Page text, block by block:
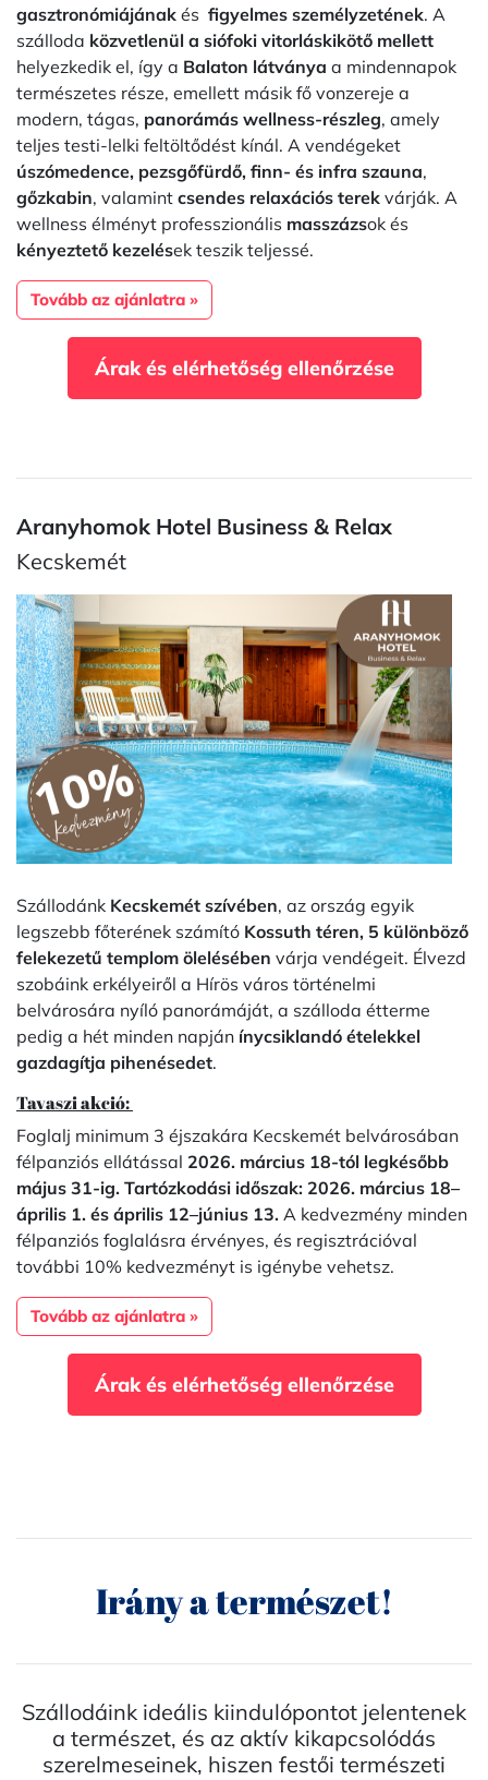
gasztronómiájának és figyelmes személyzetének. A
szálloda közvetlenül a siófoki vitorláskikötő mellett
helyezkedik el, így a Balaton látványa a mindennapok
természetes része, emellett másik fő vonzereje a
modern, tágas, panorámás wellness-részleg, amely
teljes testi-lelki feltöltődést kínál. A vendégeket
úszómedence, pezsgőfürdő, finn- és infra szauna,
gőzkabin, valamint csendes relaxációs terek várják. A
wellness élményt professzionális masszázsok és
kényeztető kezelések teszik teljessé.
Tovább az ajánlatra »
Árak és elérhetőség ellenőrzése
Aranyhomok Hotel Business & Relax
Kecskemét
Szállodánk Kecskemét szívében, az ország egyik
legszebb főterének számító Kossuth téren, 5 különböző
felekezetű templom ölelésében várja vendégeit. Élvezd
szobáink erkélyeiről a Hírös város történelmi
belvárosára nyíló panorámáját, a szálloda étterme
pedig a hét minden napján ínycsiklandó ételekkel
gazdagítja pihenésedet.
Tavaszi akció:
Foglalj minimum 3 éjszakára Kecskemét belvárosában
félpanziós ellátással 2026. március 18-tól legkésőbb
május 31-ig. Tartózkodási időszak: 2026. március 18–
április 1. és április 12–június 13. A kedvezmény minden
félpanziós foglalásra érvényes, és regisztrációval
további 10% kedvezményt is igénybe vehetsz.
Tovább az ajánlatra »
Árak és elérhetőség ellenőrzése
Irány a természet!
Szállodáink ideális kiindulópontot jelentenek
a természet, és az aktív kikapcsolódás
szerelmeseinek, hiszen festői természeti